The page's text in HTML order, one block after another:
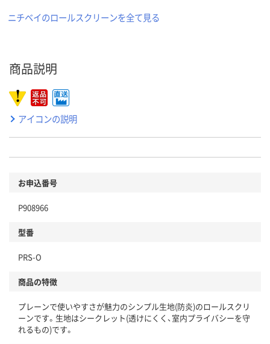
ニチベイのロールスクリーンを全て見る
商品説明
アイコンの説明
お申込番号
P908966
型番
PRS-O
商品の特徴
プレーンで使いやすさが魅力のシンプル生地(防炎)のロールスクリ
ーンです。生地はシークレット(透けにくく、室内プライバシーを守
れるもの)です。